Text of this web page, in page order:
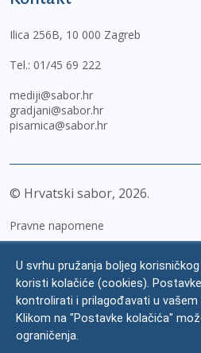
Ilica 256B, 10 000 Zagreb
Tel.: 01/45 69 222
mediji@sabor.hr
gradjani@sabor.hr
pisarnica@sabor.hr
© Hrvatski sabor, 2026
Pravne napomene
Zaštita osobnih podataka
Impressum
Česta pitanja
U svrhu pružanja boljeg
koristi kolačiće (cookies).
kontrolirati i prilagođavati u vašem
Klikom na "Postavke kolačića"
ograničenja.